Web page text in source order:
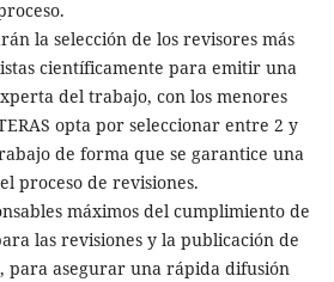
la selección de los revisores más
científicamente para emitir una
del trabajo, con los menores
opta por seleccionar entre 2 y
de forma que se garantice una
proceso de revisiones.
máximos del cumplimiento de
las revisiones y la publicación de
para asegurar una rápida difusión